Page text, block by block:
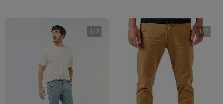
1 / 5 1 / 2